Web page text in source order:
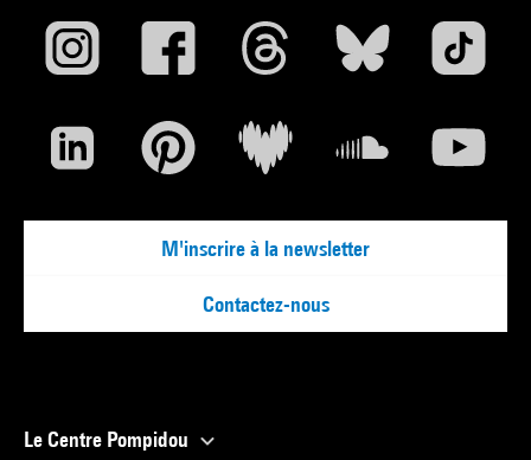
M'inscrire à la newsletter
Contactez-nous
Le Centre Pompidou